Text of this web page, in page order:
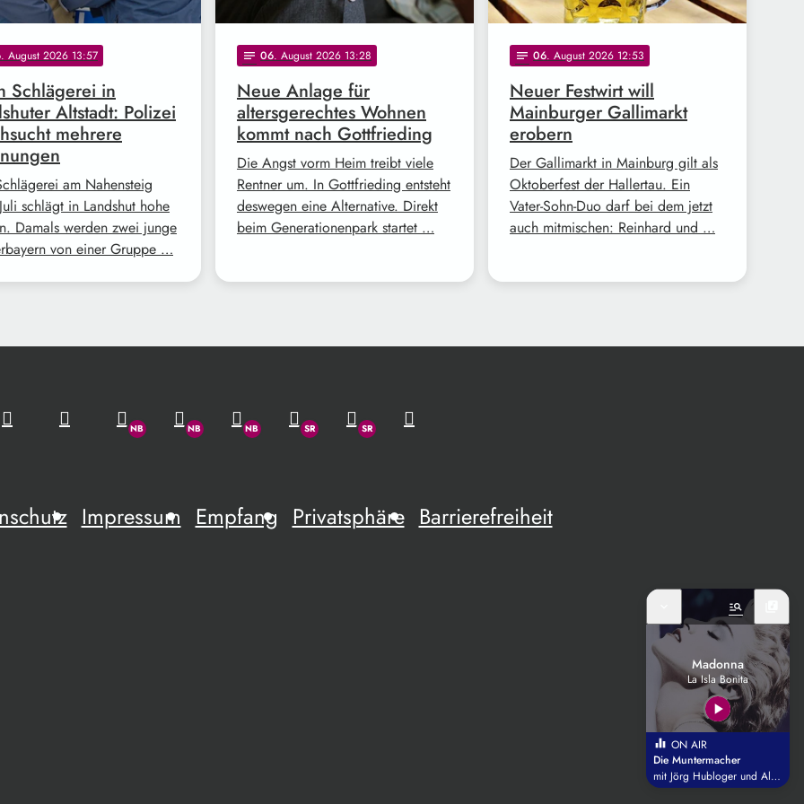
. August 2026 13:57
Schlägerei in
Altstadt: Polizei
mehrere
am Nahensteig
schlägt in Landshut hohe
Damals werden zwei junge
von einer Gruppe …
notes 06. August 2026 13:28
Neue Anlage für
altersgerechtes Wohnen
kommt nach Gottfrieding
Die Angst vorm Heim treibt viele
Rentner um. In Gottfrieding entsteht
deswegen eine Alternative. Direkt
beim Generationenpark startet …
notes 06. August 2026 12:53
Neuer Festwirt will
Mainburger Gallimarkt
erobern
Der Gallimarkt in Mainburg gilt als
Oktoberfest der Hallertau. Ein
Vater-Sohn-Duo darf bei dem jetzt
auch mitmischen: Reinhard und …
Impressum Empfang Privatsphäre Barrierefreiheit
manage_search
Madonna
La Isla Bonita
play_arrow
equalizer ON AIR
Die Muntermacher
mit Jörg Hubloger und Alex Ammer